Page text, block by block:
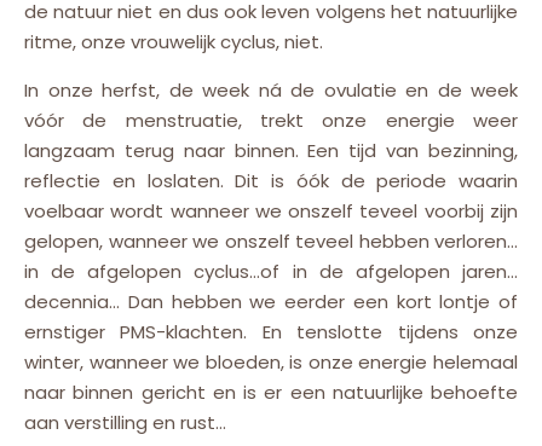
de natuur niet en dus ook leven volgens het natuurlijke
ritme, onze vrouwelijk cyclus, niet.
In onze herfst, de week ná de ovulatie en de week
vóór de menstruatie, trekt onze energie weer
langzaam terug naar binnen. Een tijd van bezinning,
reflectie en loslaten. Dit is óók de periode waarin
voelbaar wordt wanneer we onszelf teveel voorbij zijn
gelopen, wanneer we onszelf teveel hebben verloren…
in de afgelopen cyclus…of in de afgelopen jaren…
decennia… Dan hebben we eerder een kort lontje of
ernstiger PMS-klachten. En tenslotte tijdens onze
winter, wanneer we bloeden, is onze energie helemaal
naar binnen gericht en is er een natuurlijke behoefte
aan verstilling en rust…